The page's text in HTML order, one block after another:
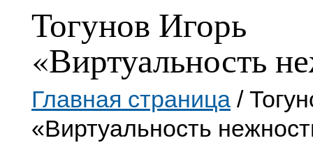
Тогунов Игорь
«Виртуальность
Главная страница /
«Виртуальность